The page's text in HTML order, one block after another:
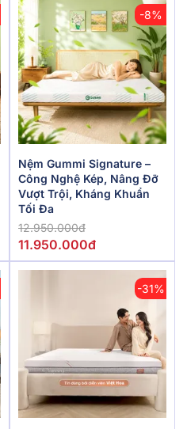
-8%
Nệm Gummi Signature –
Công Nghệ Kép, Nâng Đỡ
Vượt Trội, Kháng Khuẩn
Tối Đa
12.950.000đ
11.950.000đ
-31%